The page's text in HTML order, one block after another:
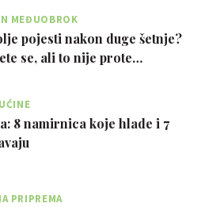
MEĐUOBROK
pojesti nakon duge šetnje?
se, ali to nije prote…
8 namirnica koje hlade i 7
PRIPREMA